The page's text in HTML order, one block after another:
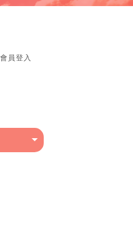
會員登入